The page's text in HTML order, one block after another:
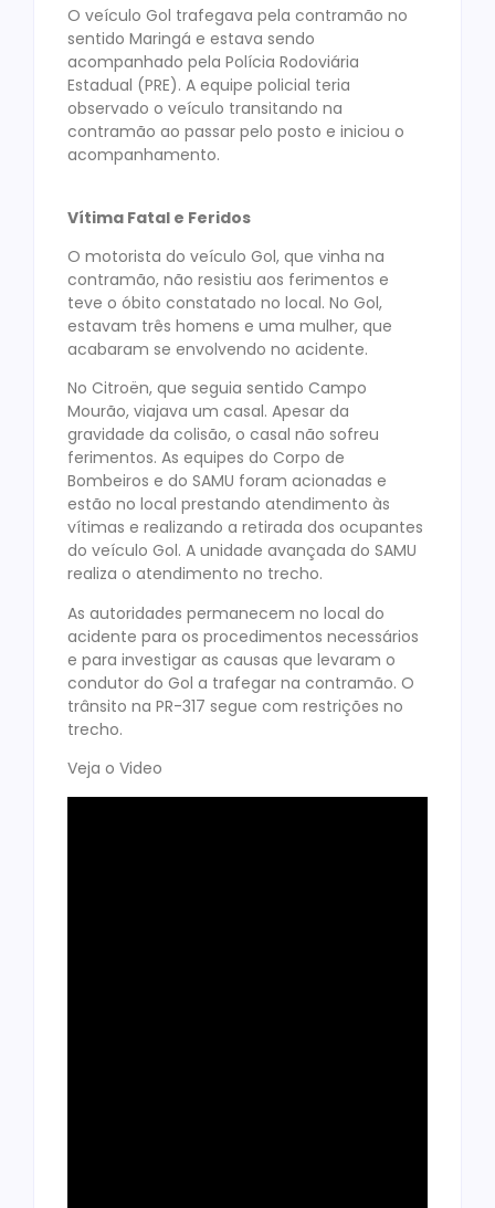
O veículo Gol trafegava pela contramão no
sentido Maringá e estava sendo
acompanhado pela Polícia Rodoviária
Estadual (PRE). A equipe policial teria
observado o veículo transitando na
contramão ao passar pelo posto e iniciou o
acompanhamento.
Vítima Fatal e Feridos
O motorista do veículo Gol, que vinha na
contramão, não resistiu aos ferimentos e
teve o óbito constatado no local. No Gol,
estavam três homens e uma mulher, que
acabaram se envolvendo no acidente.
No Citroën, que seguia sentido Campo
Mourão, viajava um casal. Apesar da
gravidade da colisão, o casal não sofreu
ferimentos. As equipes do Corpo de
Bombeiros e do SAMU foram acionadas e
estão no local prestando atendimento às
vítimas e realizando a retirada dos ocupantes
do veículo Gol. A unidade avançada do SAMU
realiza o atendimento no trecho.
As autoridades permanecem no local do
acidente para os procedimentos necessários
e para investigar as causas que levaram o
condutor do Gol a trafegar na contramão. O
trânsito na PR-317 segue com restrições no
trecho.
Veja o Video